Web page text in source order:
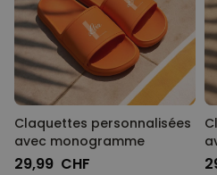
Claquettes personnalisées
avec monogramme
29,99 CHF
NON CLASSÉ